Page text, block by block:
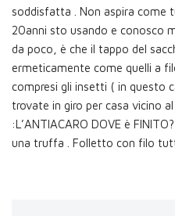
soddisfatta . Non aspira come
20anni sto usando e conosco
da poco, è che il tappo del
ermeticamente come quelli a
compresi gli insetti ( in questo
trovate in giro per casa vicino
:L’ANTIACARO DOVE è
una truffa . Folletto con filo